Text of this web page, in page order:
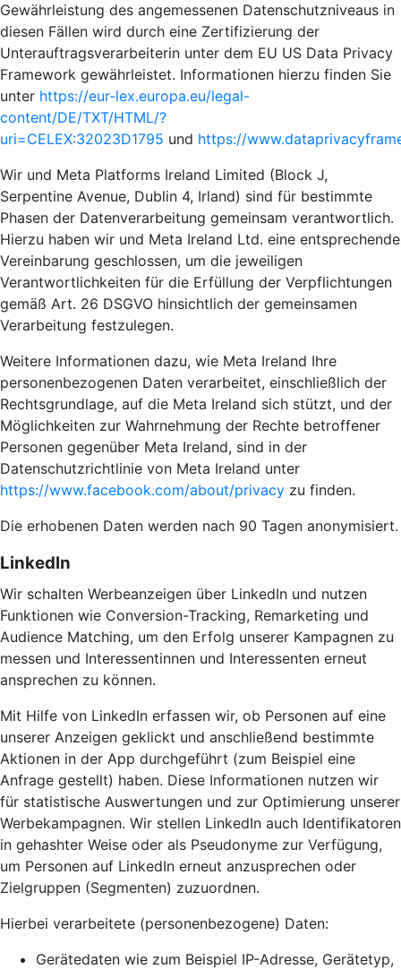
Gewährleistung des angemessenen Datenschutzniveaus in
diesen Fällen wird durch eine Zertifizierung der
Unterauftragsverarbeiterin unter dem EU US Data Privacy
Framework gewährleistet. Informationen hierzu finden Sie
unter https://eur-lex.europa.eu/legal-
content/DE/TXT/HTML/?
uri=CELEX:32023D1795 und https://
Wir und Meta Platforms Ireland Limited (Block J,
Serpentine Avenue, Dublin 4, Irland) sind für bestimmte
Phasen der Datenverarbeitung gemeinsam verantwortlich.
Hierzu haben wir und Meta Ireland Ltd. eine entsprechende
Vereinbarung geschlossen, um die jeweiligen
Verantwortlichkeiten für die Erfüllung der Verpflichtungen
gemäß Art. 26 DSGVO hinsichtlich der gemeinsamen
Verarbeitung festzulegen.
Weitere Informationen dazu, wie Meta Ireland Ihre
personenbezogenen Daten verarbeitet, einschließlich der
Rechtsgrundlage, auf die Meta Ireland sich stützt, und der
Möglichkeiten zur Wahrnehmung der Rechte betroffener
Personen gegenüber Meta Ireland, sind in der
Datenschutzrichtlinie von Meta Ireland unter
https://www.facebook.com/about/privacy zu finden.
Die erhobenen Daten werden nach 90 Tagen anonymisiert.
LinkedIn
Wir schalten Werbeanzeigen über LinkedIn und nutzen
Funktionen wie Conversion-Tracking, Remarketing und
Audience Matching, um den Erfolg unserer Kampagnen zu
messen und Interessentinnen und Interessenten erneut
ansprechen zu können.
Mit Hilfe von LinkedIn erfassen wir, ob Personen auf eine
unserer Anzeigen geklickt und anschließend bestimmte
Aktionen in der App durchgeführt (zum Beispiel eine
Anfrage gestellt) haben. Diese Informationen nutzen wir
für statistische Auswertungen und zur Optimierung unserer
Werbekampagnen. Wir stellen LinkedIn auch Identifikatoren
in gehashter Weise oder als Pseudonyme zur Verfügung,
um Personen auf LinkedIn erneut anzusprechen oder
Zielgruppen (Segmenten) zuzuordnen.
Hierbei verarbeitete (personenbezogene) Daten:
Gerätedaten wie zum Beispiel IP-Adresse, Gerätetyp,